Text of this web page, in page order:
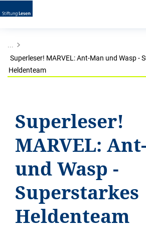
...
Superleser! MARVEL: Ant-Man und Wasp -
Heldenteam
Superleser!
MARVEL:
und Wasp -
Superstarkes
Heldenteam